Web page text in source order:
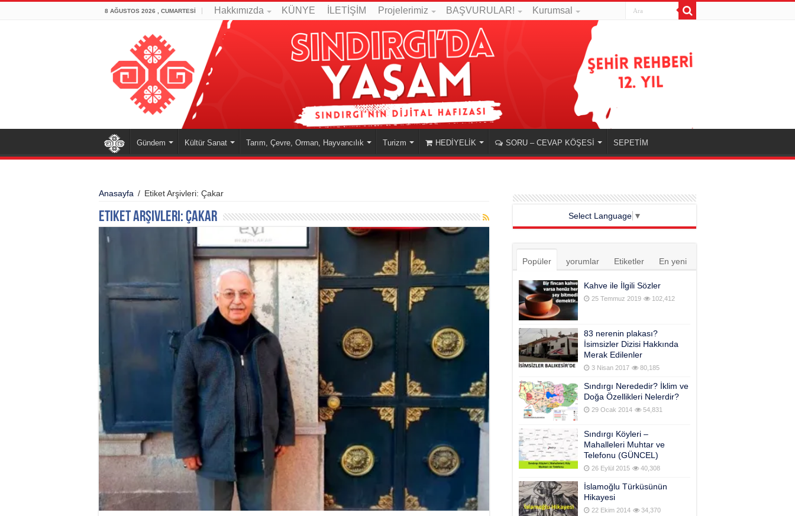
8 AĞUSTOS 2026 , CUMARTESI Hakkımızda KÜNYE İLETİŞİM Projelerimiz BAŞVURULAR! Kurumsal
Gündem Kültür Sanat Tarım, Çevre, Orman, Hayvancılık Turizm HEDİYELİK SORU – CEVAP KÖŞESİ SEPETİM
Anasayfa / Etiket Arşivleri: Çakar
Etiket Arşivleri:Çakar Select Language ▼
Popüler yorumlar Etiketler En yeni
Kahve ile İlgili Sözler
25 Temmuz 2019 102,412
83 nerenin plakası?
İsimsizler Dizisi Hakkında
Merak Edilenler
3 Nisan 2017 80,185
Sındırgı Nerededir? İklim ve
Doğa Özellikleri Nelerdir?
29 Ocak 2014 54,831
Sındırgı Köyleri –
Mahalleleri Muhtar ve
Telefonu (GÜNCEL)
26 Eylül 2015 40,308
İslamoğlu Türküsünün
Hikayesi
22 Ekim 2014 34,370